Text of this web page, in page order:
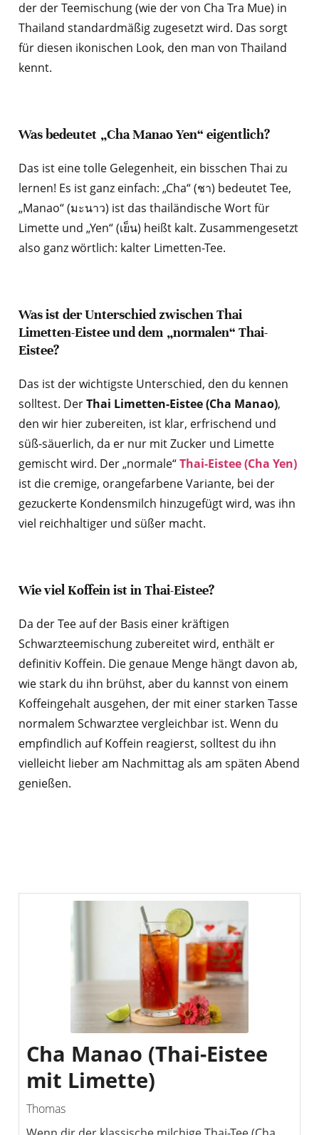
der der Teemischung (wie der von Cha Tra Mue) in
Thailand standardmäßig zugesetzt wird. Das sorgt
für diesen ikonischen Look, den man von Thailand
kennt.
Was bedeutet „Cha Manao Yen“ eigentlich?
Das ist eine tolle Gelegenheit, ein bisschen Thai zu
lernen! Es ist ganz einfach: „Cha“ (ชา) bedeutet Tee,
„Manao“ (มะนาว) ist das thailändische Wort für
Limette und „Yen“ (เย็น) heißt kalt. Zusammengesetzt
also ganz wörtlich: kalter Limetten-Tee.
Was ist der Unterschied zwischen Thai
Limetten-Eistee und dem „normalen“ Thai-
Eistee?
Das ist der wichtigste Unterschied, den du kennen
solltest. DerThai Limetten-Eistee (Cha Manao),
den wir hier zubereiten, ist klar, erfrischend und
süß-säuerlich, da er nur mit Zucker und Limette
gemischt wird. Der „normale“Thai-Eistee (Cha Yen)
ist die cremige, orangefarbene Variante, bei der
gezuckerte Kondensmilch hinzugefügt wird, was ihn
viel reichhaltiger und süßer macht.
Wie viel Koffein ist in Thai-Eistee?
Da der Tee auf der Basis einer kräftigen
Schwarzteemischung zubereitet wird, enthält er
definitiv Koffein. Die genaue Menge hängt davon ab,
wie stark du ihn brühst, aber du kannst von einem
Koffeingehalt ausgehen, der mit einer starken Tasse
normalem Schwarztee vergleichbar ist. Wenn du
empfindlich auf Koffein reagierst, solltest du ihn
vielleicht lieber am Nachmittag als am späten Abend
genießen.
Cha Manao (Thai-Eistee
mit Limette)
Thomas